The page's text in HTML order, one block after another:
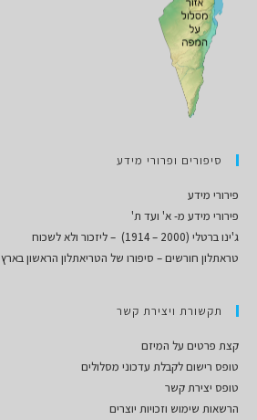
סיפורים ופרורי מידע
פירורי מידע
פירורי מידע מ- א' ועד ת'
ג'ינו ברטלי (2000 – 1914) – ליזכור ולא לשכוח
טראתלון חורשים – סיפורו של הטריאתלון הראשון בארץ
תקשורת ויצירת קשר
קצת פרטים על המיזם
טופס רישום לקבלת עדכוני מסלולים
טופס יצירת קשר
הרשאות שימוש וזכויות יוצרים